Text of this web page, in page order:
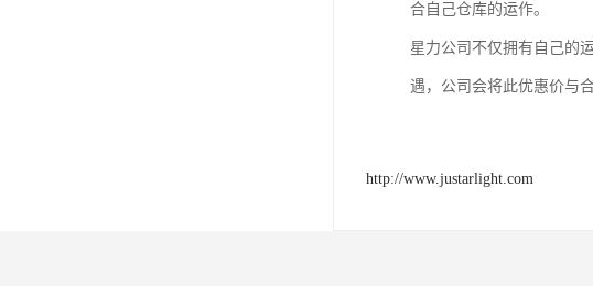
合自己仓库的运作。
星力公司不仅拥有自己的
遇，公司会将此优惠价与
http://www.justarlight.com